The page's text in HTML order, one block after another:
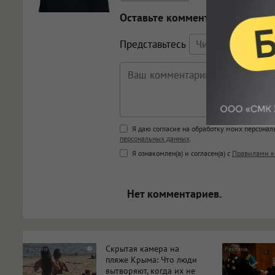
Оставьте комментарий
Представьтесь
Поддержка HTML
<b>, <strong>, <u>, <i>, <em>,
<blockquote>, <code>
Я даю согласие на обработку моих
персональных данных.
Я ознакомлен(а) и согласен(а) с Правилами
Нет комментариев.
i
Скрытая камера на
пляже Крыма: Что люди
вытворяют, когда их не